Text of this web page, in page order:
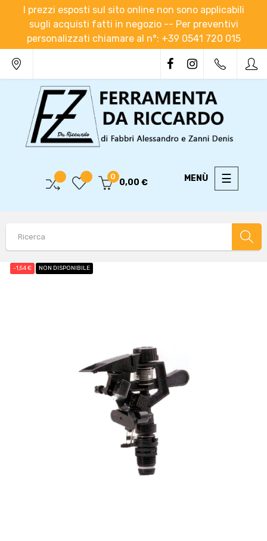
I prezzi esposti sul sito online non sono applicabili
sugli acquisti fatti in negozio -- Per preventivi
personalizzati chiamare al n°: +39 0541 720 015
Toggle
☰
0
0,00 €
-1,54 € NON DISPONIBILE